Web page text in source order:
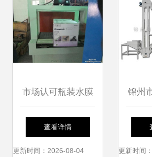
市场认可瓶装水膜
包机 纸箱套膜包装
机 热收缩包装机 ,
查看详情
更新时间：2026-08-04
锦州
生产
的生
更新时间